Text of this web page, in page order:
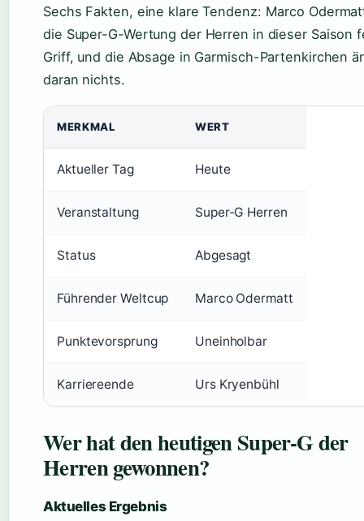
Sechs Fakten, eine klare Tendenz: Marco
die Super-G-Wertung der Herren in dieser Saison
Griff, und die Absage in Garmisch-Partenkirchen
daran nichts.
MERKMAL WERT
Aktueller Tag Heute
Veranstaltung Super-G Herren
Status Abgesagt
Führender Weltcup Marco Odermatt
Punktevorsprung Uneinholbar
Karriereende Urs Kryenbühl
Wer hat den heutigen Super-G der
Herren gewonnen?
Aktuelles Ergebnis